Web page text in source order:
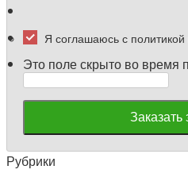
Я соглашаюсь с
Это поле скрыто во
Рубрики